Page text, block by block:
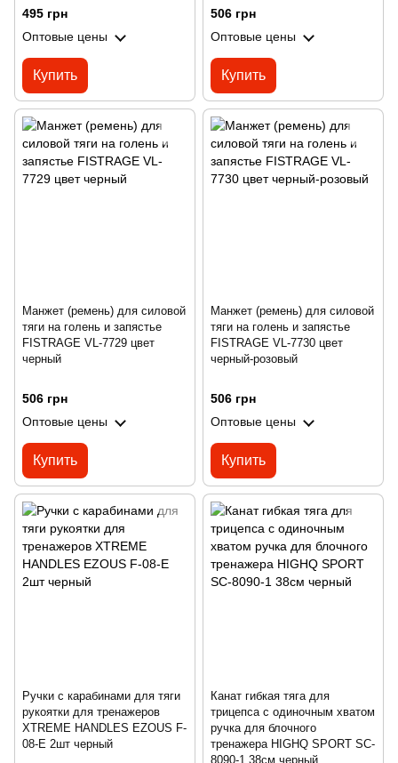
495 грн
Оптовые цены
Купить
506 грн
Оптовые цены
Купить
Манжет (ремень) для силовой
тяги на голень и запястье
FISTRAGE VL-7729 цвет
черный
506 грн
Оптовые цены
Купить
Манжет (ремень) для силовой
тяги на голень и запястье
FISTRAGE VL-7730 цвет
черный-розовый
506 грн
Оптовые цены
Купить
Ручки с карабинами для тяги
рукоятки для тренажеров
XTREME HANDLES EZOUS F-
08-E 2шт черный
Канат гибкая тяга для
трицепса с одиночным хватом
ручка для блочного
тренажера HIGHQ SPORT SC-
8090-1 38см черный